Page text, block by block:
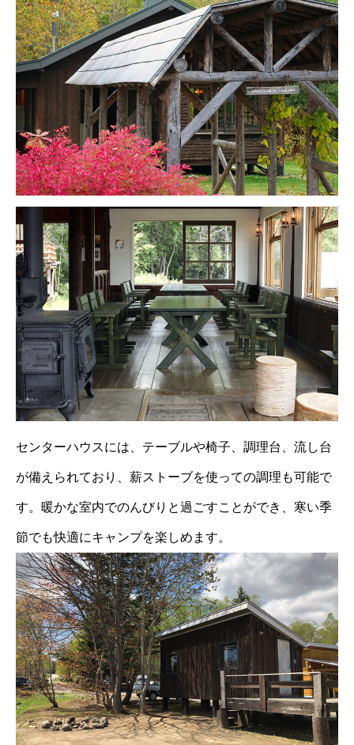
センターハウスには、テーブルや椅子、調理台、流し台
が備えられており、薪ストーブを使っての調理も可能で
す。 暖かな室内でのんびりと過ごすことができ、寒い季
節でも快適にキャンプを楽しめます。